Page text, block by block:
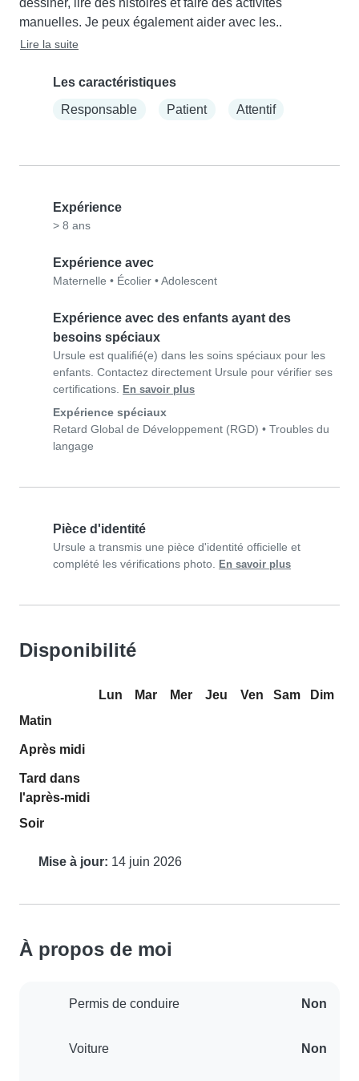
dessiner, lire des histoires et faire des activités
manuelles. Je peux également aider avec les..
Lire la suite
Les caractéristiques
Responsable
Patient Attentif
Expérience
> 8 ans
Expérience avec
Maternelle • Écolier •Adolescent
Expérience avec des enfants ayant des
besoins spéciaux
Ursule est qualifié(e) dans les soins spéciaux pour les
enfants. Contactez directement Ursule pour vérifier ses
certifications.
En savoir plus
Expérience spéciaux
Retard Global de Développement (RGD) • Troubles du
langage
Pièce d'identité
Ursule a transmis une pièce d'identité officielle et
complété les vérifications photo.
En savoir plus
Disponibilité
Lun Mar Mer Jeu Ven Sam
Dim
Matin
Après midi
Tard dans
l'après-midi
Soir
Mise à jour: 14 juin 2026
À propos de moi
Permis de conduire Non
Voiture Non